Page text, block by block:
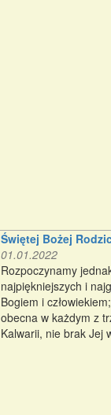
Świętej Bożej
01.01.2022
Rozpoczynamy
najpiękniejszych i
Bogiem i
obecna w każdym z
Kalwarii, nie brak Jej